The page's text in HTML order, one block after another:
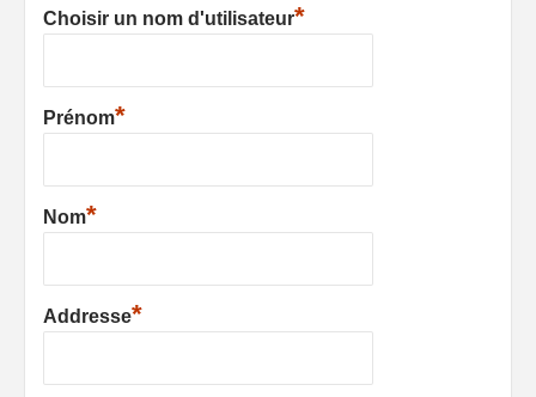
Choisir un nom d'utilisateur*
Prénom*
Nom*
Addresse*